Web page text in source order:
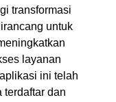
transformasi
untuk
layanan
ini telah
terdaftar dan